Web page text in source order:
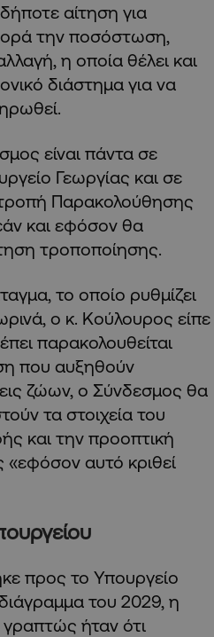
αίτηση για
την ποσόστωση,
η οποία θέλει και
διάστημα για να
είναι πάντα σε
Γεωργίας και σε
Παρακολούθησης
και εφόσον θα
τροποποίησης.
το οποίο ρυθμίζει
ο κ. Κούλουρος είπε
παρακολουθείται
που αυξηθούν
ζώων, ο Σύνδεσμος θα
τα στοιχεία του
και την προοπτική
«εφόσον αυτό κριθεί
προς το Υπουργείο
του 2029, η
ήταν ότι